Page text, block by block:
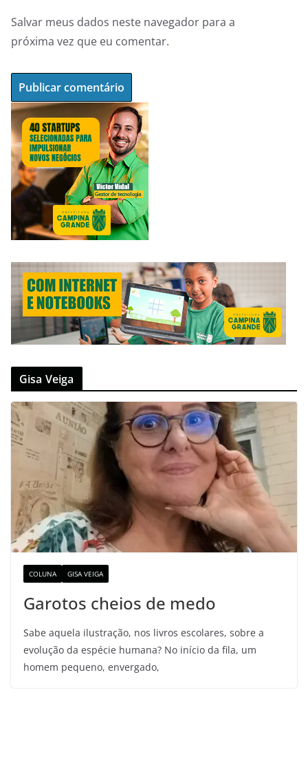
Salvar meus dados neste navegador para a
próxima vez que eu comentar.
Gisa Veiga
COLUNA GISA VEIGA
Garotos cheios de medo
Sabe aquela ilustração, nos livros escolares, sobre a
evolução da espécie humana? No início da fila, um
homem pequeno, envergado,